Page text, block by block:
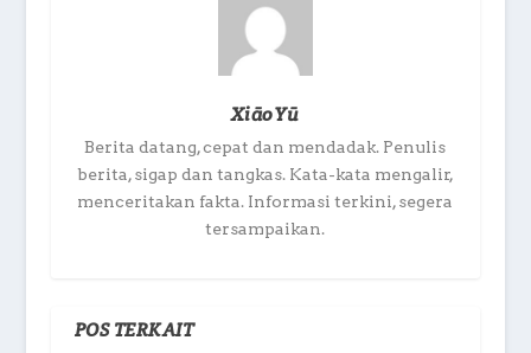
XiāoYū
Berita datang, cepat dan mendadak. Penulis
berita, sigap dan tangkas. Kata-kata mengalir,
menceritakan fakta. Informasi terkini, segera
tersampaikan.
POS TERKAIT